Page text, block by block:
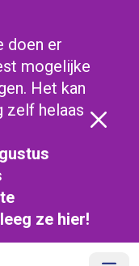
doen er
mogelijke
Het kan
zelf helaas
ze hier!